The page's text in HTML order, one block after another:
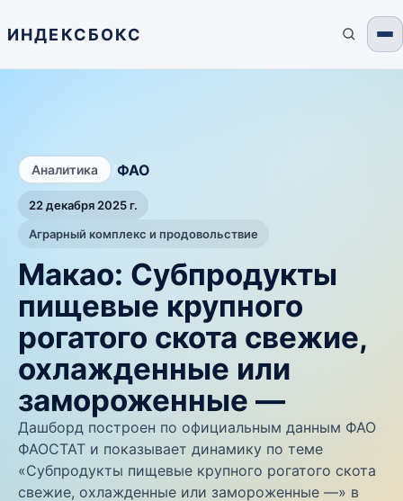
ИНДЕКСБОКС
Аналитика ФАО
22 декабря 2025 г.
Аграрный комплекс и продовольствие
Макао: Субпродукты
пищевые крупного
рогатого скота свежие,
охлажденные или
замороженные —
Дашборд построен по официальным данным ФАО
ФАОСТАТ и показывает динамику по теме
«Субпродукты пищевые крупного рогатого скота
свежие, охлажденные или замороженные —» в